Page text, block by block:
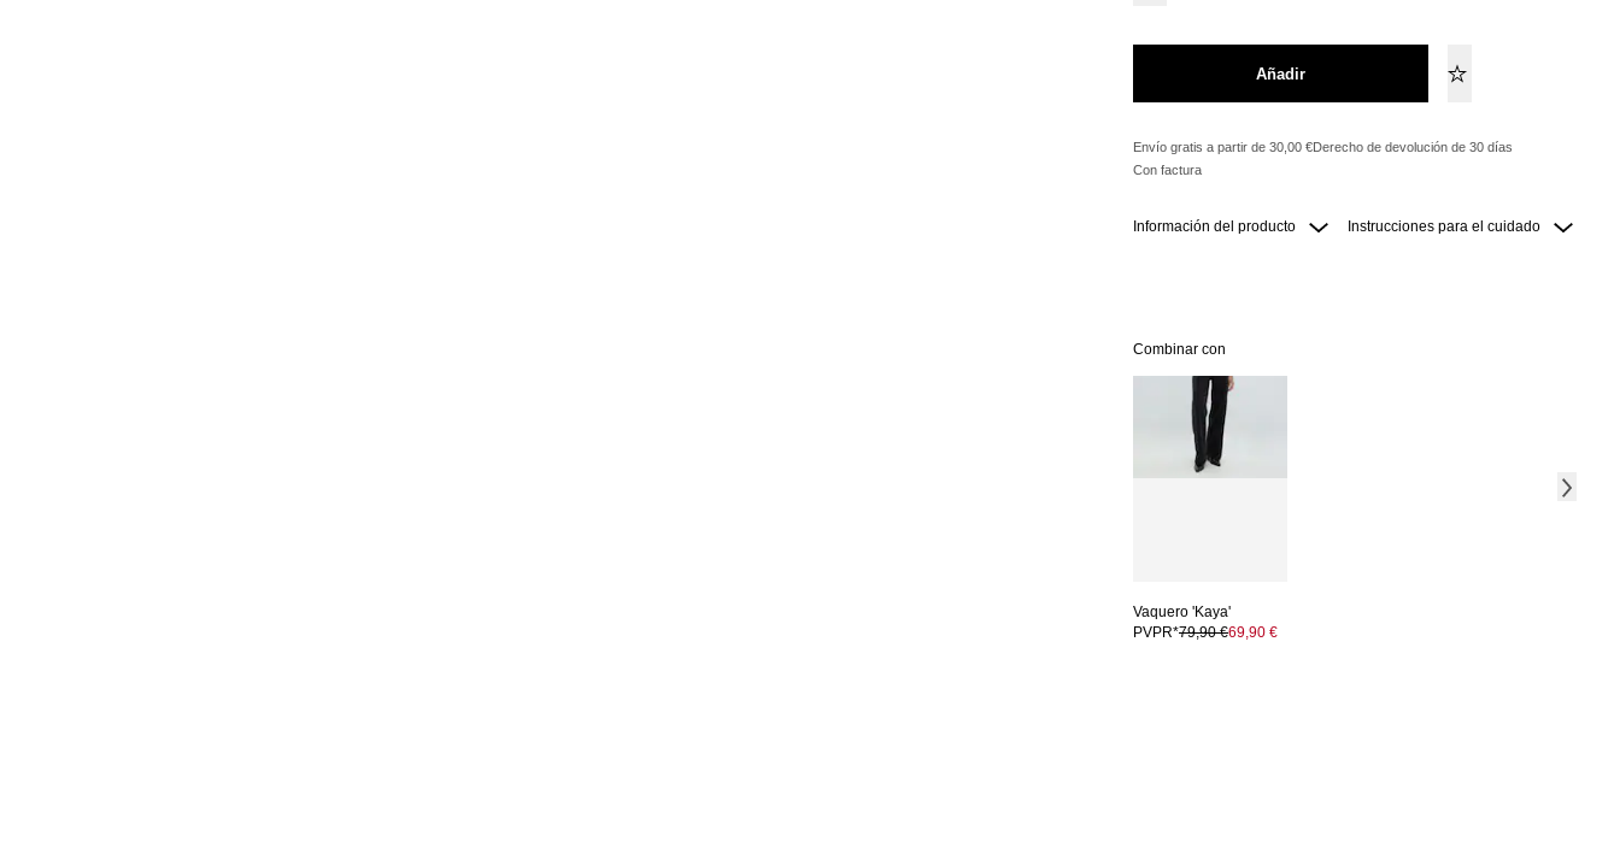
Añadir
Envío gratis a partir de 30,00 €Derecho de devolución de 30 días
Con factura
Información del producto Instrucciones para el cuidado
Combinar con
Vaquero 'Kaya'
PVPR*79,90 €69,90 €